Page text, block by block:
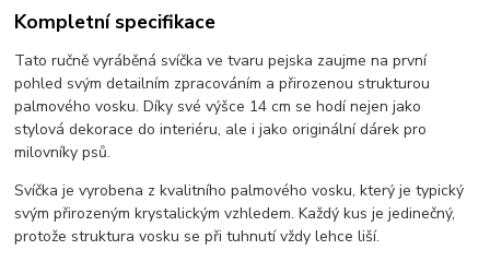
Kompletní specifikace
Tato ručně vyráběná svíčka ve tvaru pejska zaujme na první
pohled svým detailním zpracováním a přirozenou strukturou
palmového vosku. Díky své výšce 14 cm se hodí nejen jako
stylová dekorace do interiéru, ale i jako originální dárek pro
milovníky psů.
Svíčka je vyrobena z kvalitního palmového vosku, který je typický
svým přirozeným krystalickým vzhledem. Každý kus je jedinečný,
protože struktura vosku se při tuhnutí vždy lehce liší.